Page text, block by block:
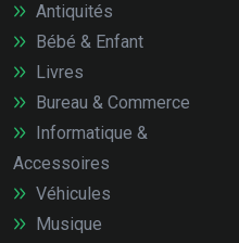
Antiquités
Bébé & Enfant
Livres
Bureau & Commerce
Informatique &
Accessoires
Véhicules
Musique